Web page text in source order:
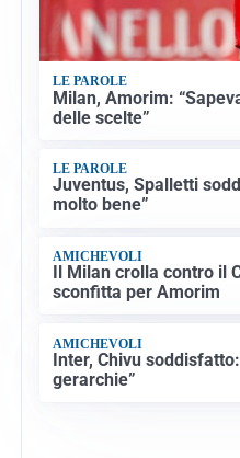
LE PAROLE
Milan, Amorim:
delle scelte”
LE PAROLE
Juventus, Spalletti
molto bene”
AMICHEVOLI
Il Milan crolla contro il
sconfitta per Amorim
AMICHEVOLI
Inter, Chivu
gerarchie”